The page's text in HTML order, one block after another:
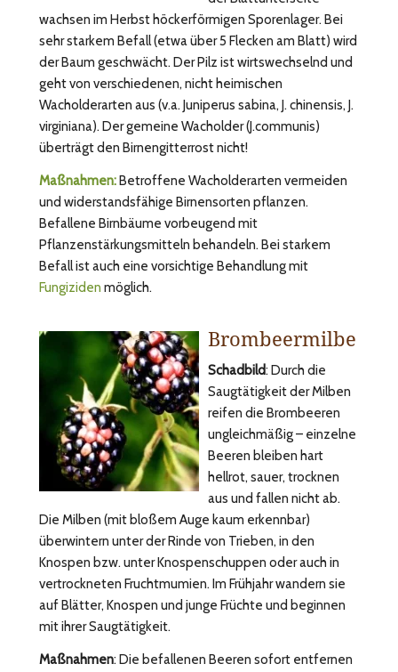
wachsen im Herbst höckerförmigen Sporenlager. Bei
sehr starkem Befall (etwa über 5 Flecken am Blatt) wird
der Baum geschwächt. Der Pilz ist wirtswechselnd und
geht von verschiedenen, nicht heimischen
Wacholderarten aus (v.a. Juniperus sabina, J. chinensis, J.
virginiana). Der gemeine Wacholder (J.communis)
überträgt den Birnengitterrost nicht!
Maßnahmen:Betroffene Wacholderarten vermeiden
und widerstandsfähige Birnensorten pflanzen.
Befallene Birnbäume vorbeugend mit
Pflanzenstärkungsmitteln behandeln. Bei starkem
Befall ist auch eine vorsichtige Behandlung mit
Fungiziden möglich.
Brombeermilbe
Schadbild: Durch die
Saugtätigkeit der Milben
reifen die Brombeeren
ungleichmäßig – einzelne
Beeren bleiben hart
hellrot, sauer, trocknen
aus und fallen nicht ab.
Die Milben (mit bloßem Auge kaum erkennbar)
überwintern unter der Rinde von Trieben, in den
Knospen bzw. unter Knospenschuppen oder auch in
vertrockneten Fruchtmumien. Im Frühjahr wandern sie
auf Blätter, Knospen und junge Früchte und beginnen
mit ihrer Saugtätigkeit.
Maßnahmen: Die befallenen Beeren sofort entfernen